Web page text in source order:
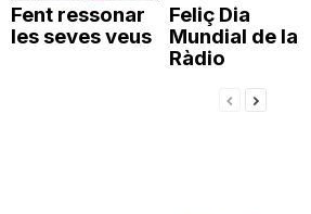
Fent ressonar
les seves veus
Feliç Dia
Mundial de la
Ràdio